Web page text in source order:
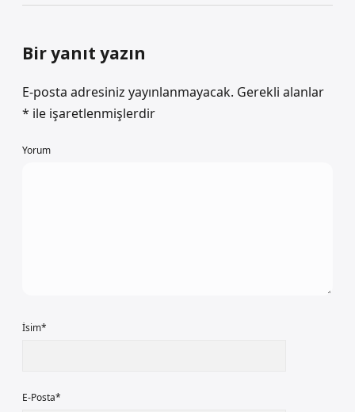
Bir yanıt yazın
E-posta adresiniz yayınlanmayacak. Gerekli alanlar
* ile işaretlenmişlerdir
Yorum
İsim*
E-Posta*